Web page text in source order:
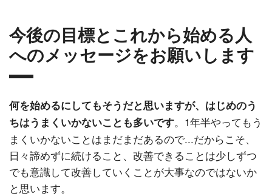
今後の目標とこれから始める人
へのメッセージをお願いします
何を始めるにしてもそうだと思いますが、はじめのう
ちはうまくいかないことも多いです。1年半やってもう
まくいかないことはまだまだあるので...だからこそ、
日々諦めずに続けること、改善できることは少しずつ
でも意識して改善していくことが大事なのではないか
と思います。